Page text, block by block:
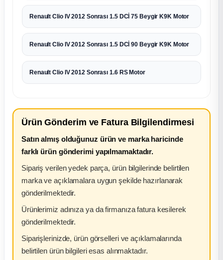
Renault Clio IV 2012 Sonrası 1.5 DCİ 75 Beygir K9K Motor
Renault Clio IV 2012 Sonrası 1.5 DCİ 90 Beygir K9K Motor
Renault Clio IV 2012 Sonrası 1.6 RS Motor
Ürün Gönderim ve Fatura Bilgilendirmesi
Satın almış olduğunuz ürün ve marka haricinde
farklı ürün gönderimi yapılmamaktadır.
Sipariş verilen yedek parça, ürün bilgilerinde belirtilen
marka ve açıklamalara uygun şekilde hazırlanarak
gönderilmektedir.
Ürünlerimiz adınıza ya da firmanıza fatura kesilerek
gönderilmektedir.
Siparişlerinizde, ürün görselleri ve açıklamalarında
belirtilen ürün bilgileri esas alınmaktadır.